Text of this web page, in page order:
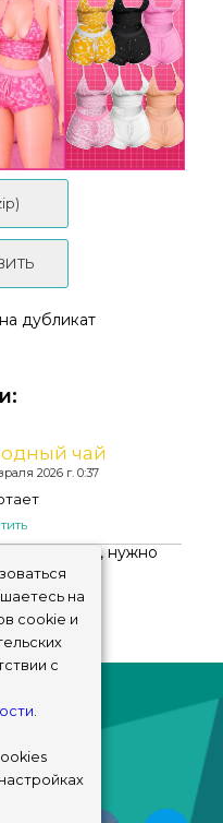
recolor pajama set |
Pajama Sets
дубликат
чай
2026 г. 0:37
нужно
на
cookie и
с
.